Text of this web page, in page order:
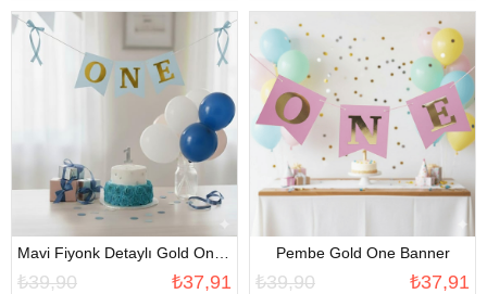
₺37,91
₺39,90
Pembe Gold One Banner
₺37,91
₺39,90